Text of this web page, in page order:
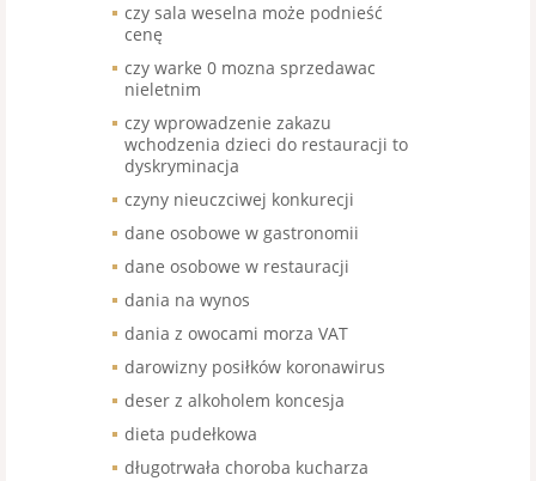
czy sala weselna może podnieść
cenę
czy warke 0 mozna sprzedawac
nieletnim
czy wprowadzenie zakazu
wchodzenia dzieci do restauracji to
dyskryminacja
czyny nieuczciwej konkurecji
dane osobowe w gastronomii
dane osobowe w restauracji
dania na wynos
dania z owocami morza VAT
darowizny posiłków koronawirus
deser z alkoholem koncesja
dieta pudełkowa
długotrwała choroba kucharza